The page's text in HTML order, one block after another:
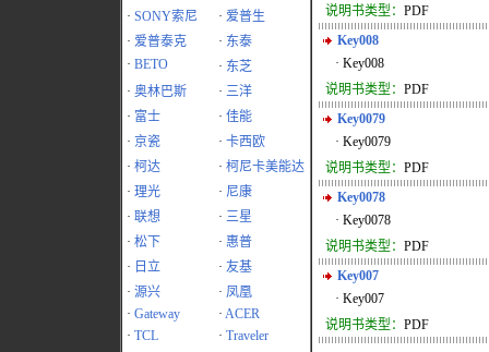
· SONY索尼 · 爱普生
· 爱普泰克 · 东泰
· BETO · 东芝
· 奥林巴斯 · 三洋
· 富士 · 佳能
· 京瓷 · 卡西欧
· 柯达 · 柯尼卡美能达
· 理光 · 尼康
· 联想 · 三星
· 松下 · 惠普
· 日立 · 友基
· 源兴 · 凤凰
· Gateway · ACER
· TCL · Traveler
说明书类型： PDF
Key008
· Key008
说明书类型： PDF
Key0079
· Key0079
说明书类型： PDF
Key0078
· Key0078
说明书类型： PDF
Key007
· Key007
说明书类型： PDF